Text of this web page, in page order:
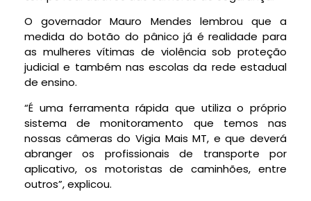
O governador Mauro Mendes lembrou que a
medida do botão do pânico já é realidade para
as mulheres vítimas de violência sob proteção
judicial e também nas escolas da rede estadual
de ensino.
“É uma ferramenta rápida que utiliza o próprio
sistema de monitoramento que temos nas
nossas câmeras do Vigia Mais MT, e que deverá
abranger os profissionais de transporte por
aplicativo, os motoristas de caminhões, entre
outros”, explicou.